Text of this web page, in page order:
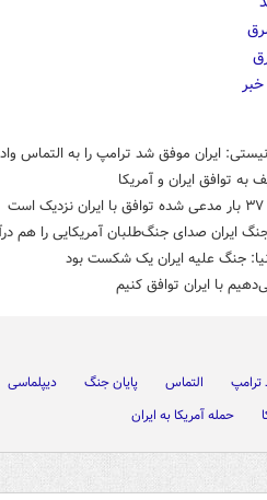
ایران موفق شد ترامپ را به التماس
به توافق ایران و آمریکا
ایران صدای جنگ‌طلبان آمریکایی را هم
جنگ علیه ایران یک شکست بود
با ایران توافق کنیم
ترامپ التماس پایان جنگ دیپلماسی
حمله آمریکا به ایران